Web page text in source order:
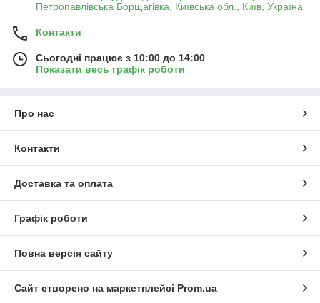
Петропавлівська Борщагівка, Київська обл., Київ, Україна
Контакти
Сьогодні працює з 10:00 до 14:00
Показати весь графік роботи
Про нас
Контакти
Доставка та оплата
Графік роботи
Повна версія сайту
Сайт створено на маркетплейсі Prom.ua